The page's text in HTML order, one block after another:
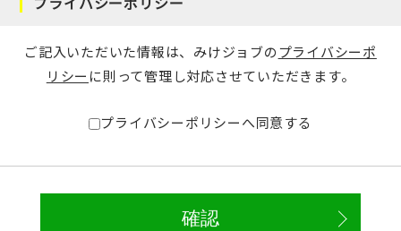
ご記入いただいた情報は、みけジョブのプライバシーポ
リシー に則って管理し対応させていただきます。
プライバシーポリシーへ同意する